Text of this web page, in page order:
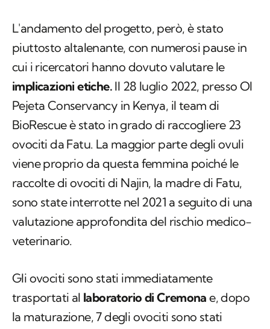
L'andamento del progetto, però, è stato
piuttosto altalenante, con numerosi pause in
cui i ricercatori hanno dovuto valutare le
implicazioni etiche. Il 28 luglio 2022, presso Ol
Pejeta Conservancy in Kenya, il team di
BioRescue è stato in grado di raccogliere 23
ovociti da Fatu. La maggior parte degli ovuli
viene proprio da questa femmina poiché le
raccolte di ovociti di Najin, la madre di Fatu,
sono state interrotte nel 2021 a seguito di una
valutazione approfondita del rischio medico-
veterinario.
Gli ovociti sono stati immediatamente
trasportati al laboratorio di Cremona e, dopo
la maturazione, 7 degli ovociti sono stati